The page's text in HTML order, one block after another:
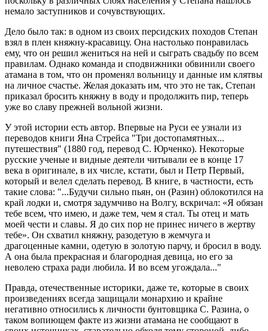
немало заступников и сочувствующих.
Дело было так: в одном из своих персидских походов Степан
взял в плен княжну-красавицу. Она настолько понравилась
ему, что он решил жениться на ней и сыграть свадьбу по всем
правилам. Однако команда и сподвижники обвинили своего
атамана в том, что он променял вольницу и данные им клятвы
на личное счастье. Желая доказать им, что это не так, Степан
приказал бросить княжну в воду и продолжить пир, теперь
уже во славу прежней вольной жизни.
У этой истории есть автор. Впервые на Руси ее узнали из
переводов книги Яна Стрейса "Три достопамятных...
путешествия" (1880 год, перевод С. Юрченко). Некоторые
русские ученые и видные деятели читывали ее в конце 17
века в оригинале, в их числе, кстати, был и Петр Первый,
который и велел сделать перевод. В книге, в частности, есть
такие слова: "...Будучи сильно пьян, он (Разин) облокотился на
край лодки и, смотря задумчиво на Волгу, вскричал: «Я обязан
тебе всем, что имею, и даже тем, чем я стал. Ты отец и мать
моей чести и славы. Я до сих пор не принес ничего в жертву
тебе». Он схватил княжну, разодетую в жемчуга и
драгоценные камни, одетую в золотую парчу, и бросил в воду.
А она была прекрасная и благородная девица, но его за
неволею страха ради любила. И во всем угождала..."
Правда, отечественные историки, даже те, которые в своих
произведениях всегда защищали монархию и крайне
негативно относились к личности бунтовщика С. Разина, о
таком вопиющем факте из жизни атамана не сообщают в